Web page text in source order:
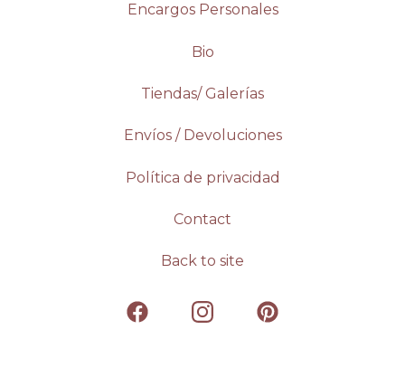
Encargos Personales
Bio
Tiendas/ Galerías
Envíos / Devoluciones
Política de privacidad
Contact
Back to site